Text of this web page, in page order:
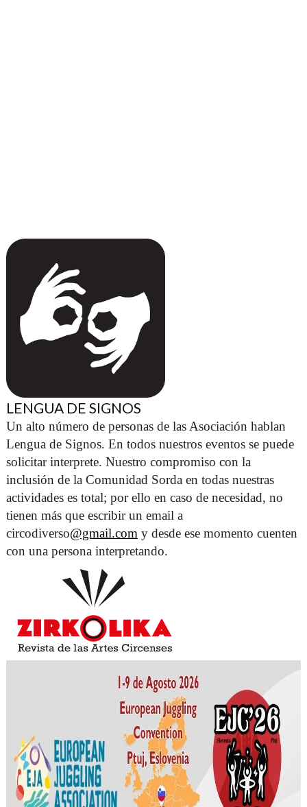
LENGUA DE SIGNOS
Un alto número de personas de las Asociación hablan
Lengua de Signos. En todos nuestros eventos se puede
solicitar interprete. Nuestro compromiso con la
inclusión de la Comunidad Sorda en todas nuestras
actividades es total; por ello en caso de necesidad, no
tienen más que escribir un email a
circodiverso@gmail.com y desde ese momento cuenten
con una persona interpretando.